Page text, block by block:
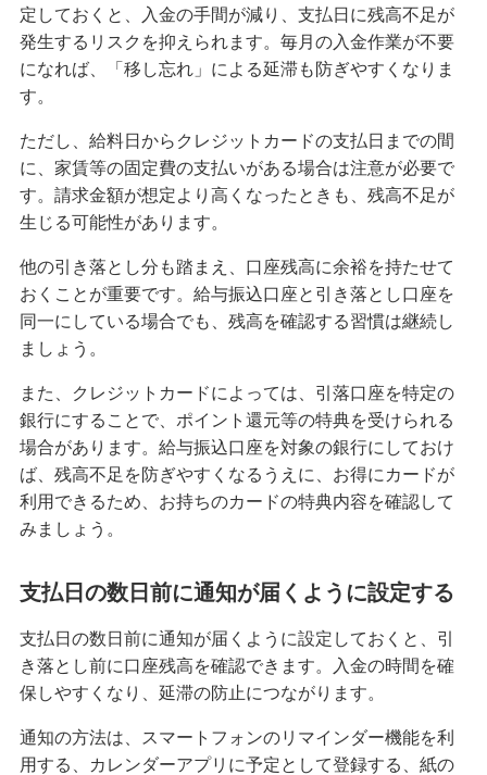
定しておくと、入金の手間が減り、支払日に残高不足が
発生するリスクを抑えられます。毎月の入金作業が不要
になれば、「移し忘れ」による延滞も防ぎやすくなりま
す。
ただし、給料日からクレジットカードの支払日までの間
に、家賃等の固定費の支払いがある場合は注意が必要で
す。請求金額が想定より高くなったときも、残高不足が
生じる可能性があります。
他の引き落とし分も踏まえ、口座残高に余裕を持たせて
おくことが重要です。給与振込口座と引き落とし口座を
同一にしている場合でも、残高を確認する習慣は継続し
ましょう。
また、クレジットカードによっては、引落口座を特定の
銀行にすることで、ポイント還元等の特典を受けられる
場合があります。給与振込口座を対象の銀行にしておけ
ば、残高不足を防ぎやすくなるうえに、お得にカードが
利用できるため、お持ちのカードの特典内容を確認して
みましょう。
支払日の数日前に通知が届くように設定する
支払日の数日前に通知が届くように設定しておくと、引
き落とし前に口座残高を確認できます。入金の時間を確
保しやすくなり、延滞の防止につながります。
通知の方法は、スマートフォンのリマインダー機能を利
用する、カレンダーアプリに予定として登録する、紙の